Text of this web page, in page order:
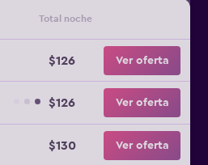
Total noche
$126 Ver oferta
$126 Ver oferta
$130 Ver oferta